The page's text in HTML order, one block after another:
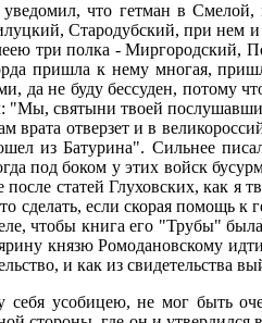
что гетман в
Стародубский, при
три полка - Миргородский,
пришла к нему многая,
не буду бессуден, потому
"Мы, святыни твоей
врата отверзет и в
из Батурина". Сильнее
под боком у этих войск
статей Глуховских, как я
сделать, если скорая помощь
чтобы книга его "Трубы"
князю Ромодановскому
и как из свидетельства
себя усобицею, не мог быть